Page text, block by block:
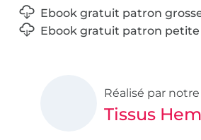
Ebook gratuit patron
Ebook gratuit patron petite
Réalisé par
Tissus